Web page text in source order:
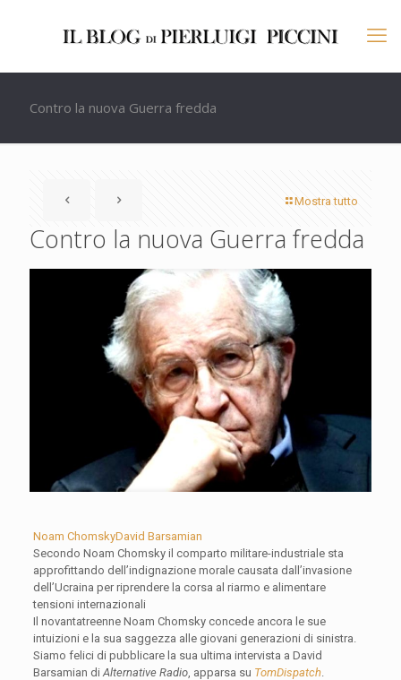
Contro la nuova Guerra fredda
Mostra tutto
Contro la nuova Guerra fredda
Noam ChomskyDavid Barsamian
Secondo Noam Chomsky il comparto militare-industriale sta
approfittando dell’indignazione morale causata dall’invasione
dell’Ucraina per riprendere la corsa al riarmo e alimentare
tensioni internazionali
Il novantatreenne Noam Chomsky concede ancora le sue
intuizioni e la sua saggezza alle giovani generazioni di sinistra.
Siamo felici di pubblicare la sua ultima intervista a David
Barsamian di Alternative Radio, apparsa su TomDispatch.